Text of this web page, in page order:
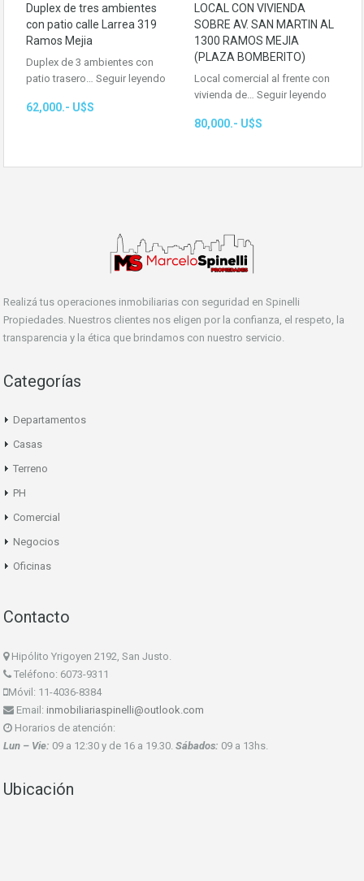
Duplex de tres ambientes
con patio calle Larrea 319
Ramos Mejia
Duplex de 3 ambientes con
patio trasero… Seguir leyendo
62,000.- U$S
LOCAL CON VIVIENDA
SOBRE AV. SAN MARTIN AL
1300 RAMOS MEJIA
(PLAZA BOMBERITO)
Local comercial al frente con
vivienda de… Seguir leyendo
80,000.- U$S
Realizá tus operaciones inmobiliarias con seguridad en Spinelli
Propiedades. Nuestros clientes nos eligen por la confianza, el respeto, la
transparencia y la ética que brindamos con nuestro servicio.
Categorías
Departamentos
Casas
Terreno
PH
Comercial
Negocios
Oficinas
Contacto
Hipólito Yrigoyen 2192, San Justo.
Teléfono: 6073-9311
Móvil: 11-4036-8384
Email: inmobiliariaspinelli@outlook.com
Horarios de atención:
Lun – Vie: 09 a 12:30 y de 16 a 19.30. Sábados: 09 a 13hs.
Ubicación